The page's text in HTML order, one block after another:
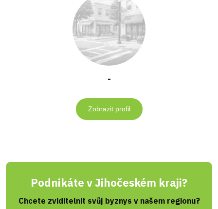
-
Zobrazit profil
Podnikáte v Jihočeském kraji?
Chcete zviditelnit svůj byznys v našem regionu?